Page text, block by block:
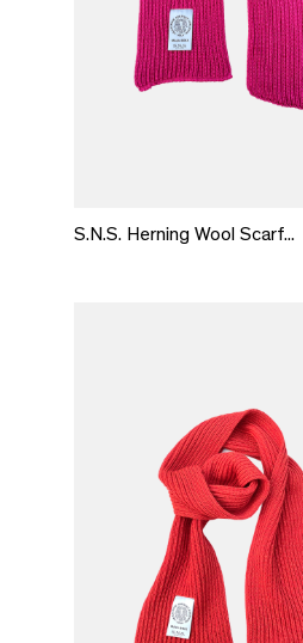
S.N.S. Herning Wool Scarf...